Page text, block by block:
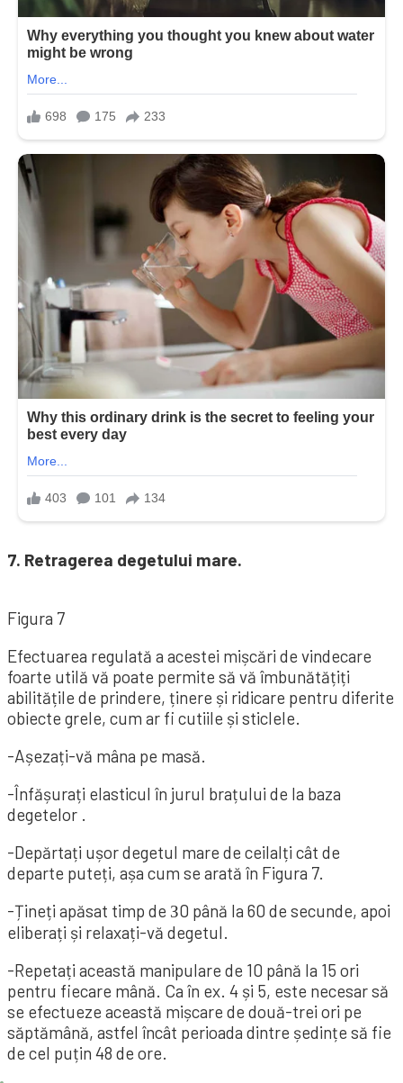
7. Retragerea degetului mare.
Figura 7
Efectuarea regulată a acestei mișcări de vindecare
foarte utilă vă poate permite să vă îmbunătățiți
abilitățile de prindere, ținere și ridicare pentru diferite
obiecte grele, cum ar fi cutiile și sticlele.
-Așezați-vă mâna pe masă.
-Înfășurați elasticul în jurul brațului de la baza
degetelor .
-Depărtați ușor degetul mare de ceilalți cât de
departe puteți, așa cum se arată în Figura 7.
-Țineți apăsat timp de З0 până la 60 de secunde, apoi
eliberați și relaxați-vă degetul.
-Repetați această manipulare de 10 până la 15 ori
pentru fiecare mână. Ca în ex. 4 și 5, este necesar să
se efectueze această mișcare de două-trei ori pe
săptămână, astfel încât perioada dintre ședințe să fie
de cel puțin 48 de ore.